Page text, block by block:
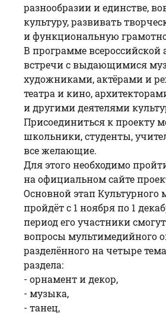
разнообразии и единстве,
культуру, развивать
и функциональную
В программе всероссийской
встречи с выдающимися
художниками, актёрами и
театра и кино,
и другими деятелями
Присоединиться к проекту
школьники, студенты,
все желающие.
Для этого необходимо
на официальном сайте
Основной этап Культурного
пройдёт с 1 ноября по 1
период его участники
вопросы мультимедийного
разделённого на четыре
раздела:
- орнамент и декор,
- музыка,
- танец,